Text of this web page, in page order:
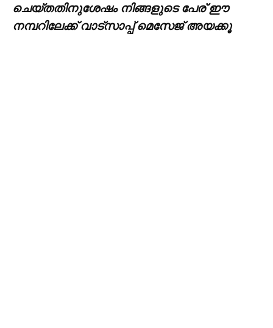
ചെയ്തതിനുശേഷം നിങ്ങളുടെ പേര് ഈ
നമ്പറിലേക്ക് വാട്സാപ്പ് മെസേജ് അയക്കൂ